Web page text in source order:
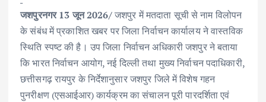
e
b
o
o
k
it
te
r
ai
l
at
s
A
p
p
k
e
dI
n
ar
e
जशपुरनगर 13 जून 2026/जशपुर में मतदाता सूची से नाम विलोपन
के संबंध में प्रकाशित खबर पर जिला निर्वाचन कार्यालय ने वास्तविक
स्थिति स्पष्ट की है। उप जिला निर्वाचन अधिकारी जशपुर ने बताया
कि भारत निर्वाचन आयोग, नई दिल्ली तथा मुख्य निर्वाचन पदाधिकारी,
छत्तीसगढ़ रायपुर के निर्देशानुसार जशपुर जिले में विशेष गहन
पुनरीक्षण (एसआईआर) कार्यक्रम का संचालन पूरी पारदर्शिता एवं